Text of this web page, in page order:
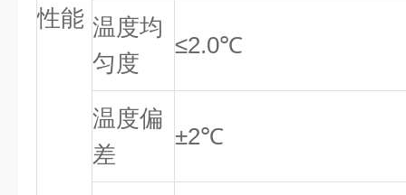
性能 温度均
匀度
≤2.0℃
温度偏
差
±2℃